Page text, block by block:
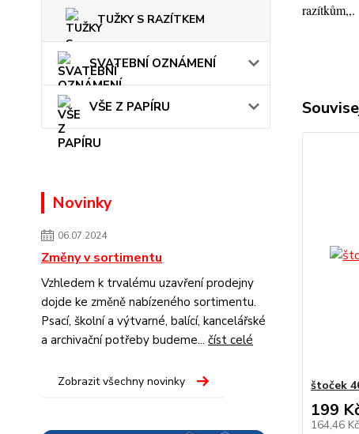
TUŽKY S RAZÍTKEM
SVATEBNÍ OZNÁMENÍ
VŠE Z PAPÍRU
Novinky
06.07.2024
Změny v sortimentu
Vzhledem k trvalému uzavření prodejny
dojde ke změně nabízeného sortimentu.
Psací, školní a výtvarné, balící, kancelářské
a archivační potřeby budeme... číst celé
Zobrazit všechny novinky
razítkům,,.
štoček
199
164,46 Kč